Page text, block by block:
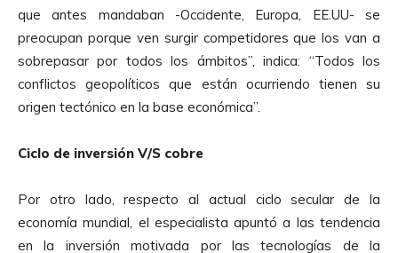
e
A
u
d
i
que antes mandaban -Occidente, Europa, EE.UU- se
preocupan porque ven surgir competidores que los van a
sobrepasar por todos los ámbitos”, indica: “Todos los
conflictos geopolíticos que están ocurriendo tienen su
origen tectónico en la base económica”.
Ciclo de inversión V/S cobre
Por otro lado, respecto al actual ciclo secular de la
economía mundial, el especialista apuntó a las tendencia
en la inversión motivada por las tecnologías de la